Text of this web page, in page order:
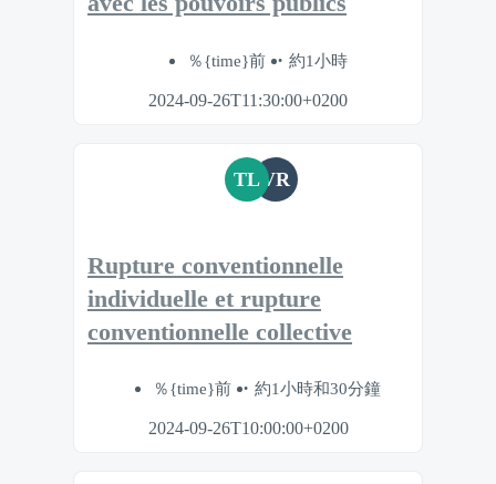
％{time}前 約1小時
2024-09-26T11:30:00+0200
TL VR
Rupture conventionnelle
individuelle et rupture
conventionnelle collective
％{time}前 約1小時和30分鐘
2024-09-26T10:00:00+0200